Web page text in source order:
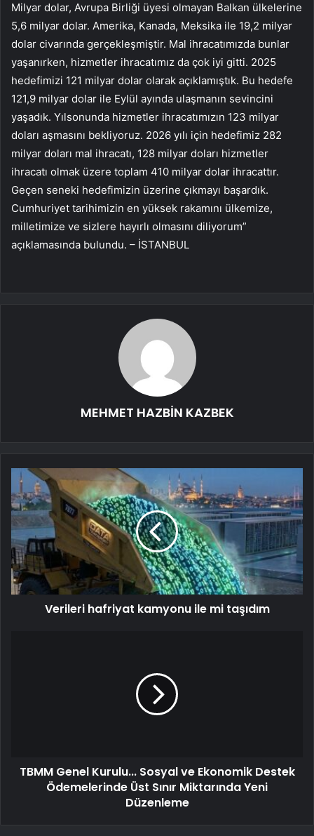
Milyar dolar, Avrupa Birliği üyesi olmayan Balkan ülkelerine
5,6 milyar dolar. Amerika, Kanada, Meksika ile 19,2 milyar
dolar civarında gerçekleşmiştir. Mal ihracatımızda bunlar
yaşanırken, hizmetler ihracatımız da çok iyi gitti. 2025
hedefimizi 121 milyar dolar olarak açıklamıştık. Bu hedefe
121,9 milyar dolar ile Eylül ayında ulaşmanın sevincini
yaşadık. Yılsonunda hizmetler ihracatımızın 123 milyar
doları aşmasını bekliyoruz. 2026 yılı için hedefimiz 282
milyar doları mal ihracatı, 128 milyar doları hizmetler
ihracatı olmak üzere toplam 410 milyar dolar ihracattır.
Geçen seneki hedefimizin üzerine çıkmayı başardık.
Cumhuriyet tarihimizin en yüksek rakamını ülkemize,
milletimize ve sizlere hayırlı olmasını diliyorum”
açıklamasında bulundu. – İSTANBUL
MEHMET HAZBİN KAZBEK
Verileri hafriyat kamyonu ile mi taşıdım
TBMM Genel Kurulu... Sosyal ve Ekonomik Destek
Ödemelerinde Üst Sınır Miktarında Yeni
Düzenleme